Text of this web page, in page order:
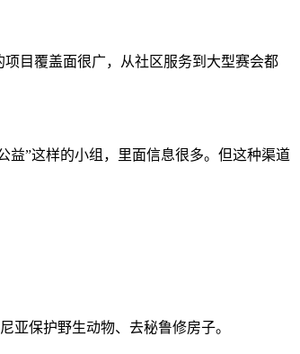
目覆盖面很广，从社区服务到大型赛会都
益”这样的小组，里面信息很多。但这种渠道
亚保护野生动物、去秘鲁修房子。